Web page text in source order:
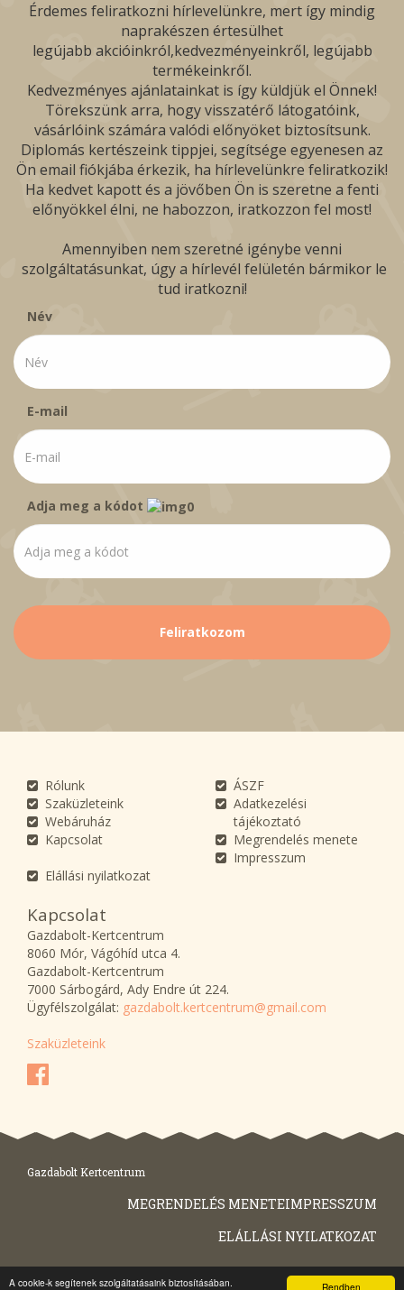
Rendben
A cookie-k segítenek szolgáltatásaink biztosításában.
Érdemes feliratkozni hírlevelünkre, mert így mindig
naprakészen értesülhet
legújabb akcióinkról,kedvezményeinkről, legújabb
termékeinkről.
Kedvezményes ajánlatainkat is így küldjük el Önnek!
Törekszünk arra, hogy visszatérő látogatóink,
vásárlóink számára valódi előnyöket biztosítsunk.
Diplomás kertészeink tippjei, segítsége egyenesen az
Ön email fiókjába érkezik, ha hírlevelünkre feliratkozik!
Ha kedvet kapott és a jövőben Ön is szeretne a fenti
előnyökkel élni, ne habozzon, iratkozzon fel most!
Amennyiben nem szeretné igénybe venni
szolgáltatásunkat, úgy a hírlevél felületén bármikor le
tud iratkozni!
Név
E-mail
Adja meg a kódot
Rólunk
Szaküzleteink
Webáruház
Kapcsolat
ÁSZF
Adatkezelési
tájékoztató
Megrendelés menete
Impresszum
Elállási nyilatkozat
Kapcsolat
Gazdabolt-Kertcentrum
8060 Mór, Vágóhíd utca 4.
Gazdabolt-Kertcentrum
7000 Sárbogárd, Ady Endre út 224.
Ügyfélszolgálat: gazdabolt.kertcentrum@gmail.com
Szaküzleteink
Gazdabolt Kertcentrum
MEGRENDELÉS MENETEIMPRESSZUM
ELÁLLÁSI NYILATKOZAT